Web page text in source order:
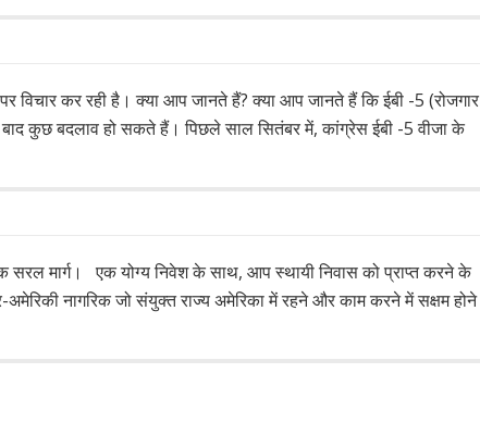
विचार कर रही है। क्या आप जानते हैं? क्या आप जानते हैं कि ईबी -5 (रोजगार
बाद कुछ बदलाव हो सकते हैं। पिछले साल सितंबर में, कांग्रेस ईबी -5 वीजा के
सरल मार्ग। एक योग्य निवेश के साथ, आप स्थायी निवास को प्राप्त करने के
नागरिक जो संयुक्त राज्य अमेरिका में रहने और काम करने में सक्षम होने